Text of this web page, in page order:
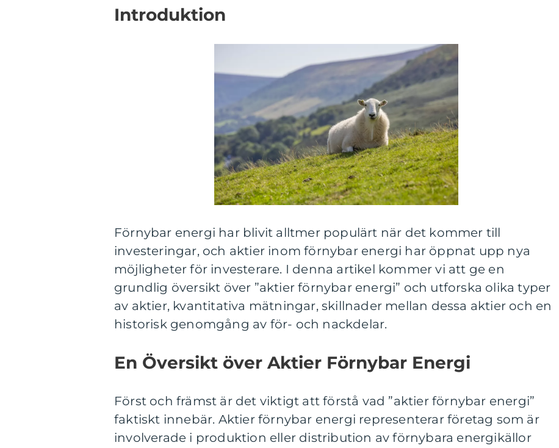
Introduktion
Förnybar energi har blivit alltmer populärt när det kommer till
investeringar, och aktier inom förnybar energi har öppnat upp nya
möjligheter för investerare. I denna artikel kommer vi att ge en
grundlig översikt över ”aktier förnybar energi” och utforska olika typer
av aktier, kvantitativa mätningar, skillnader mellan dessa aktier och en
historisk genomgång av för- och nackdelar.
En Översikt över Aktier Förnybar Energi
Först och främst är det viktigt att förstå vad ”aktier förnybar energi”
faktiskt innebär. Aktier förnybar energi representerar företag som är
involverade i produktion eller distribution av förnybara energikällor